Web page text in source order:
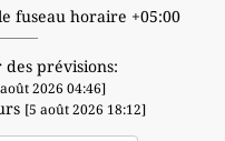
fuseau horaire +05:00
prévisions:
2026 04:46]
[5 août 2026 18:12]